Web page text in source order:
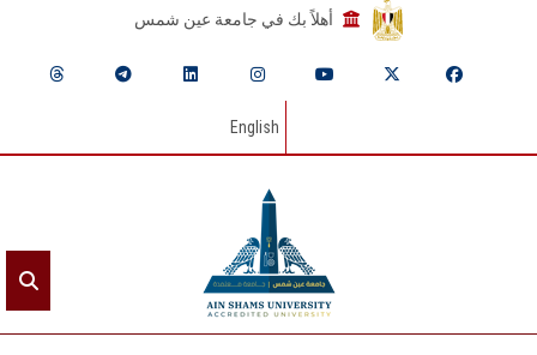
أهلاً بك في جامعة عين شمس
English